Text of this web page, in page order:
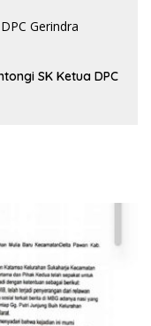
SK Ketua DPC